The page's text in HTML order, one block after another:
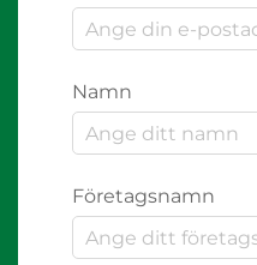
Namn
Företagsnamn